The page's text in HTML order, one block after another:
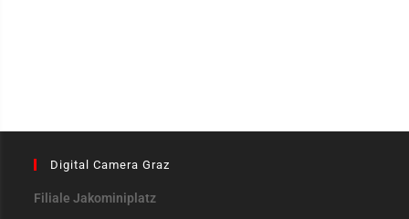
Digital Camera Graz
Filiale Jakominiplatz